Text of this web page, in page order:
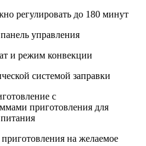
регулировать до 180 минут
управления
и режим конвекции
системой заправки
с
приготовления для
на желаемое